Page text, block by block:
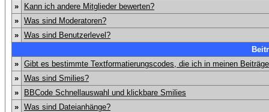
»
Kann ich andere Mitglieder bewerten?
» Was sind Moderatoren?
» Was sind Benutzerlevel?
» Gibt es bestimmte Textformatierungscodes, die ich in meinen
» Was sind Smilies?
»
BBCode Schnellauswahl und klickbare Smilies
» Was sind Dateianhänge?